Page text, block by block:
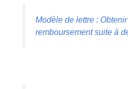
Modèle de lettre :
remboursement suite à